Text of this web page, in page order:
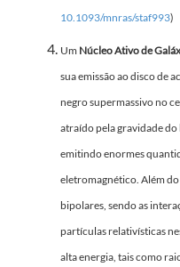
10.1093/mnras/staf993)
Um Núcleo Ativo de
sua emissão ao disco de
negro supermassivo no
atraído pela gravidade
emitindo enormes
eletromagnético. Além
bipolares, sendo as
partículas relativísticas
alta energia, tais como